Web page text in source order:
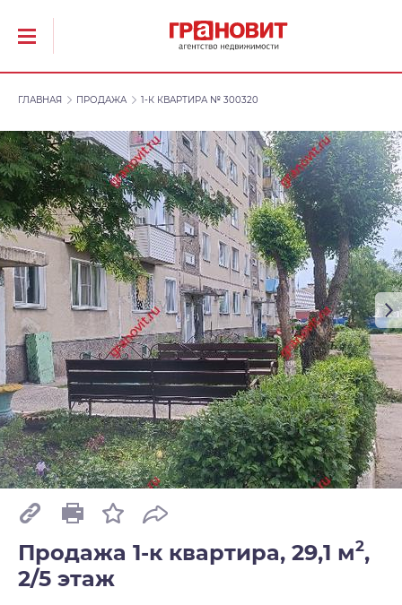
ГЛАВНАЯ ПРОДАЖА 1-К КВАРТИРА № 300320
Продажа 1-к квартира, 29,1 м2,
2/5 этаж